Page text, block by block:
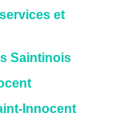
et
Saintinois
Innocent